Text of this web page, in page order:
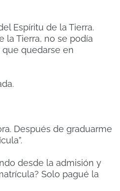
Espíritu de la Tierra.
la Tierra, no se podía
quedarse en
Después de graduarme
desde la admisión y
Solo pagué la